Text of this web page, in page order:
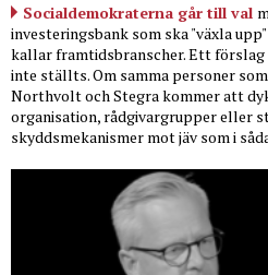
Socialdemokraterna går till val
investeringsbank som ska "växla
kallar framtidsbranscher. Ett förslag
inte ställts. Om samma personer
Northvolt och Stegra kommer att
organisation, rådgivargrupper eller
skyddsmekanismer mot jäv som i